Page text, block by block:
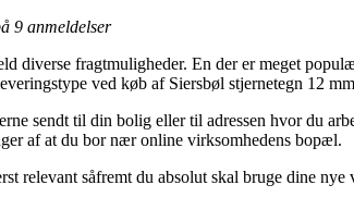
9 anmeldelser
diverse fragtmuligheder. En der er meget
ved køb af Siersbøl stjernetegn 12
sendt til din bolig eller til adressen hvor du
af at du bor nær online virksomhedens bopæl.
relevant såfremt du absolut skal bruge dine